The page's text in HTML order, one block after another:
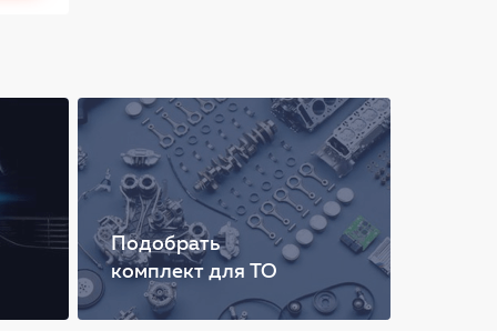
Подобрать
комплект для ТО